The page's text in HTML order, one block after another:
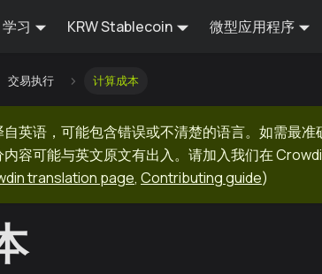
学习 KRW Stablecoin 微型应用程序
交易执行 计算成本
英语，可能包含错误或不清楚的语言。如需最准
容可能与英文原文有出入。请加入我们在
translation page, Contributing guide)